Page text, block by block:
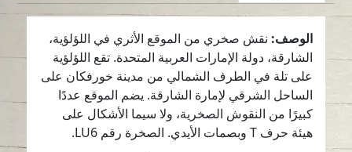
الوصف:نقش صخري من الموقع الأثري في اللؤلؤية،
الشارقة، دولة الإمارات العربية المتحدة. تقع اللؤلؤية
على تلة في الطرف الشمالي من مدينة خورفكان على
الساحل الشرقي لإمارة الشارقة. يضم الموقع عددًا
كبيرًا من النقوش الصخرية، ولا سيما الأشكال على
هيئة حرف T وبصمات الأيدي. الصخرة رقم LU6.